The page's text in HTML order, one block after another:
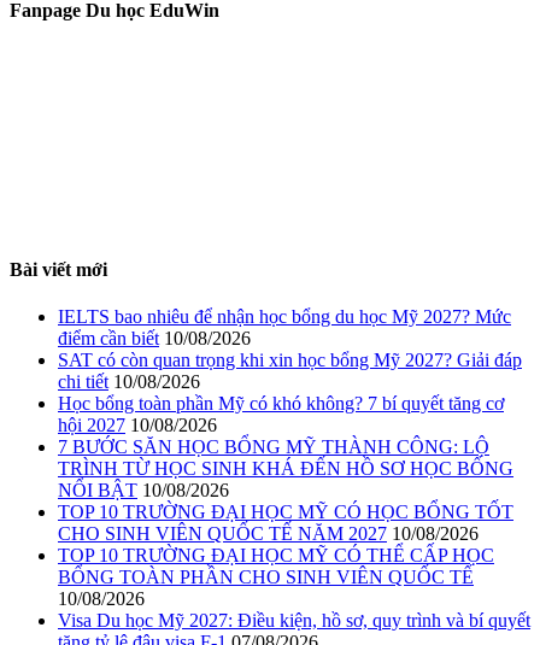
Fanpage Du học EduWin
Bài viết mới
IELTS bao nhiêu để nhận học bổng du học Mỹ 2027? Mức
điểm cần biết 10/08/2026
SAT có còn quan trọng khi xin học bổng Mỹ 2027? Giải đáp
chi tiết 10/08/2026
Học bổng toàn phần Mỹ có khó không? 7 bí quyết tăng cơ
hội 2027 10/08/2026
7 BƯỚC SĂN HỌC BỔNG MỸ THÀNH CÔNG: LỘ
TRÌNH TỪ HỌC SINH KHÁ ĐẾN HỒ SƠ HỌC BỔNG
NỔI BẬT 10/08/2026
TOP 10 TRƯỜNG ĐẠI HỌC MỸ CÓ HỌC BỔNG TỐT
CHO SINH VIÊN QUỐC TẾ NĂM 2027 10/08/2026
TOP 10 TRƯỜNG ĐẠI HỌC MỸ CÓ THỂ CẤP HỌC
BỔNG TOÀN PHẦN CHO SINH VIÊN QUỐC TẾ
10/08/2026
Visa Du học Mỹ 2027: Điều kiện, hồ sơ, quy trình và bí quyết